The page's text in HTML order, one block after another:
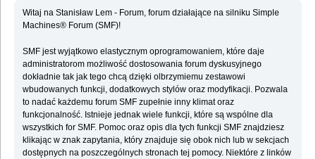
Witaj na Stanisław Lem - Forum, forum działające na silniku Simple
Machines® Forum (SMF)!
SMF jest wyjątkowo elastycznym oprogramowaniem, które daje
administratorom możliwość dostosowania forum dyskusyjnego
dokładnie tak jak tego chcą dzięki olbrzymiemu zestawowi
wbudowanych funkcji, dodatkowych stylów oraz modyfikacji. Pozwala
to nadać każdemu forum SMF zupełnie inny klimat oraz
funkcjonalność. Istnieje jednak wiele funkcji, które są wspólne dla
wszystkich for SMF. Pomoc oraz opis dla tych funkcji SMF znajdziesz
klikając w znak zapytania, który znajduje się obok nich lub w sekcjach
dostępnych na poszczególnych stronach tej pomocy. Niektóre z linków